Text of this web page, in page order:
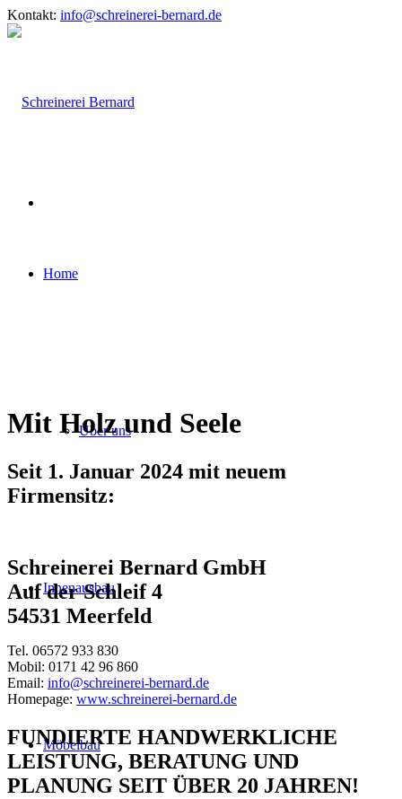
Kontakt: info@schreinerei-bernard.de
Home
Über uns
Innenausbau
Möbelbau
Mit Holz und Seele
Seit 1. Januar 2024 mit neuem
Firmensitz:
Schreinerei Bernard GmbH
Auf der Schleif 4
54531 Meerfeld
Tel. 06572 933 830
Mobil: 0171 42 96 860
Email: info@schreinerei-bernard.de
Homepage: www.schreinerei-bernard.de
FUNDIERTE HANDWERKLICHE
LEISTUNG, BERATUNG UND
PLANUNG SEIT ÜBER 20 JAHREN!